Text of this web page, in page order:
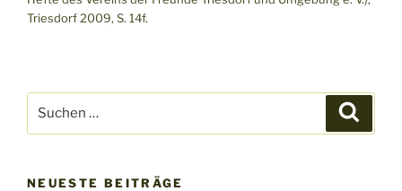
Triesdorf 2009, S. 14f.
nach:
NEUESTE BEITRÄGE